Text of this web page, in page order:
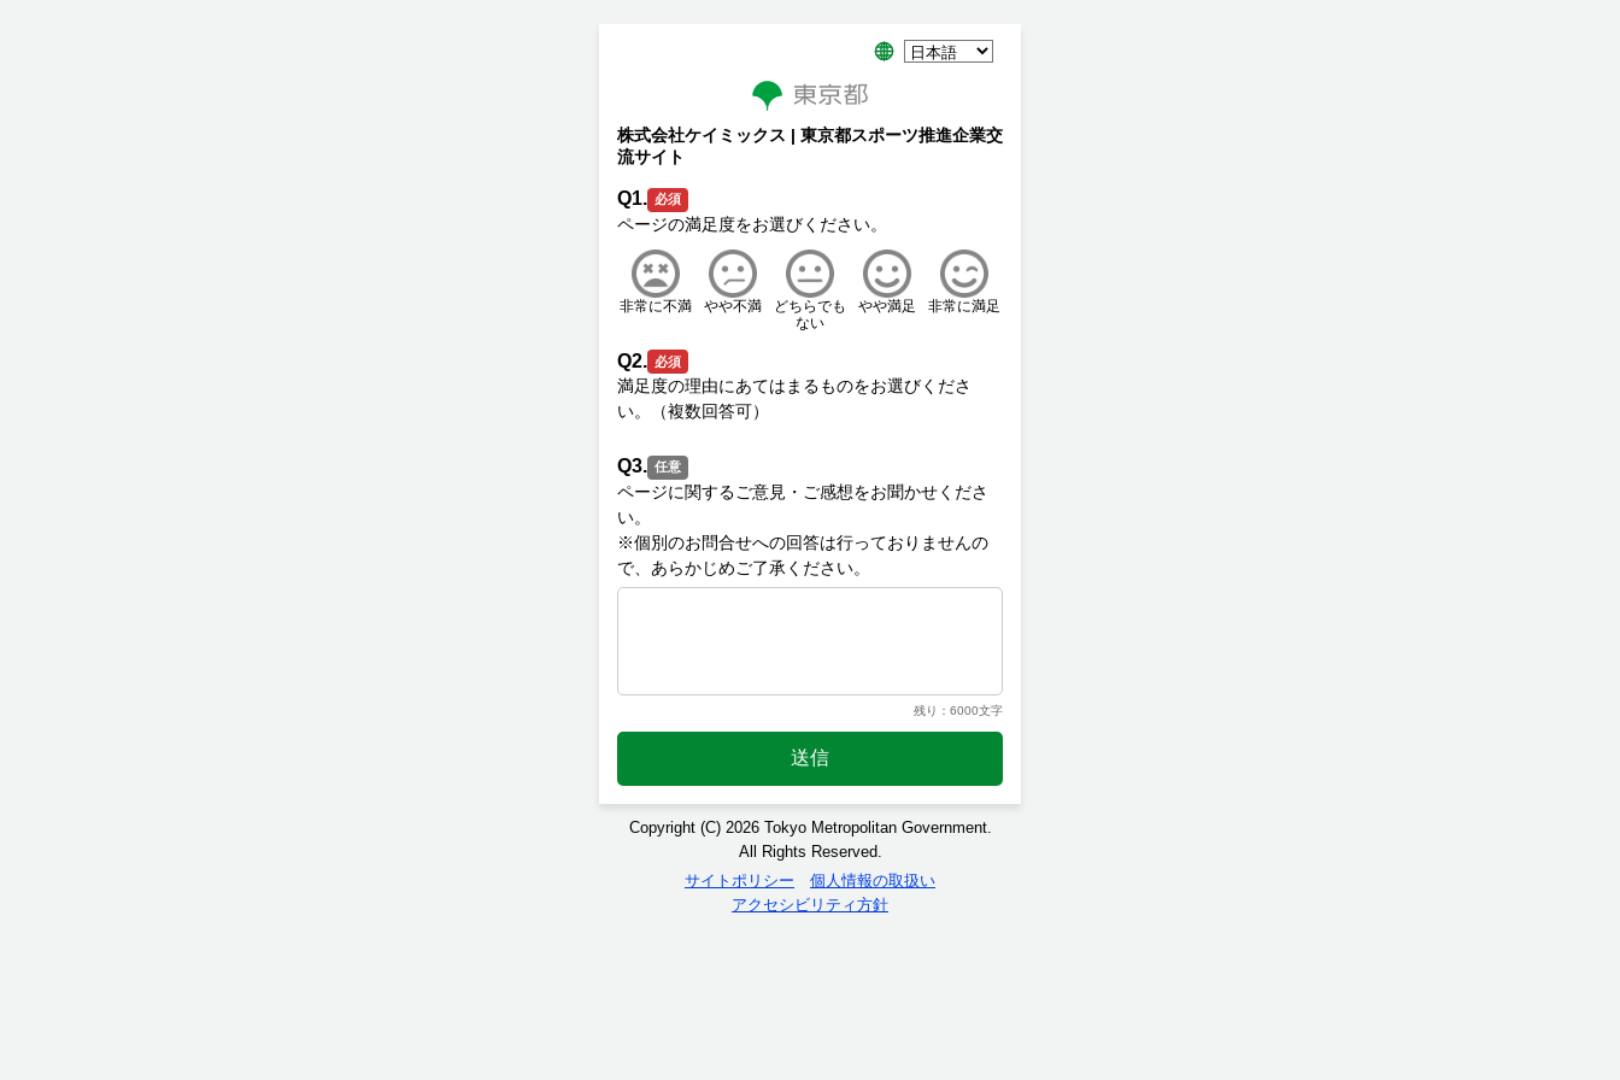
株式会社ケイミックス | 東京都スポーツ推進企業交
流サイト
Q1. 必須
非常に不満 やや不満
どちらでも
ない
やや満足 非常に満足
Q2. 必須
満足度の理由にあてはまるものをお選びくださ
Q3. 任意
ページに関するご意見・ご感想をお聞かせくださ
い。
※個別のお問合せへの回答は行っておりませんの
残り：6000文字
送信
Copyright (C) 2026 Tokyo Metropolitan Government.
All Rights Reserved.
サイトポリシー
個人情報の取扱い
アクセシビリティ方針